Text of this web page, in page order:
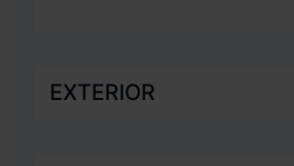
EXTERIOR